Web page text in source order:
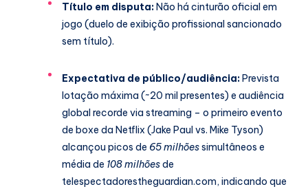
Título em disputa: Não há cinturão oficial em
jogo (duelo de exibição profissional sancionado
sem título).
Expectativa de público/audiência:Prevista
lotação máxima (~20 mil presentes) e audiência
global recorde via streaming – o primeiro evento
de boxe da Netflix (Jake Paul vs. Mike Tyson)
alcançou picos de 65 milhõessimultâneos e
média de 108 milhõesde
telespectadorestheguardian.com, indicando que